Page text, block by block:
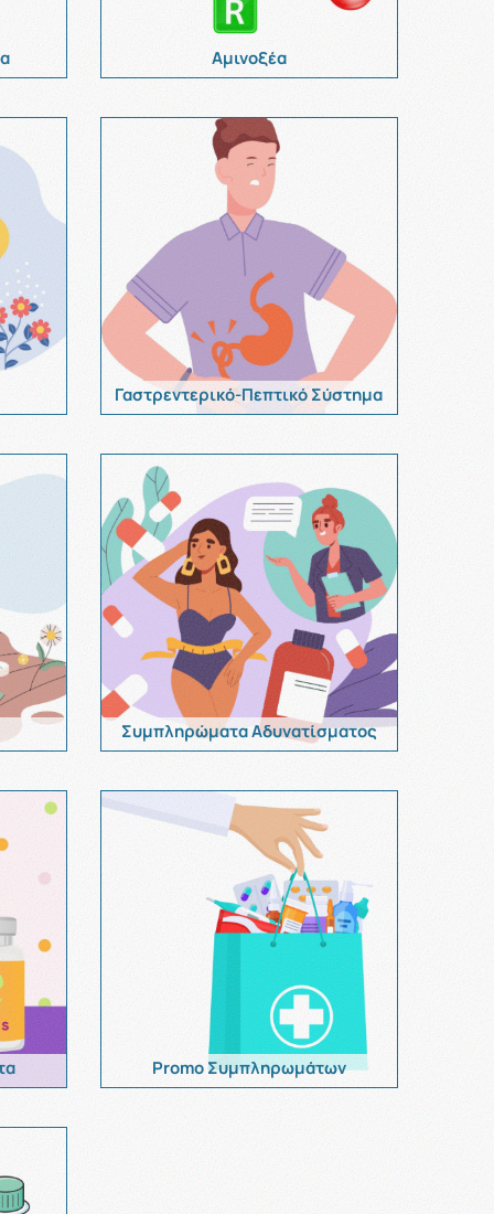
Αμινοξέα
Γαστρεντερικό-Πεπτικό Σύστημα
Συμπληρώματα Αδυνατίσματος
Promo Συμπληρωμάτων